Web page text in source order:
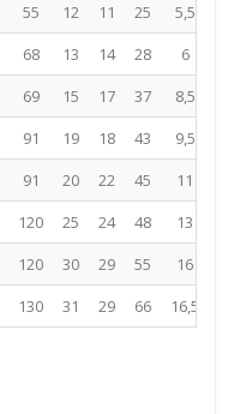
55 12 11 25 5,5
68 13 14 28 6
69 15 17 37 8,5
91 19 18 43 9,5
91 20 22 45 11
120 25 24 48 13
120 30 29 55 16
130 31 29 66 16,5